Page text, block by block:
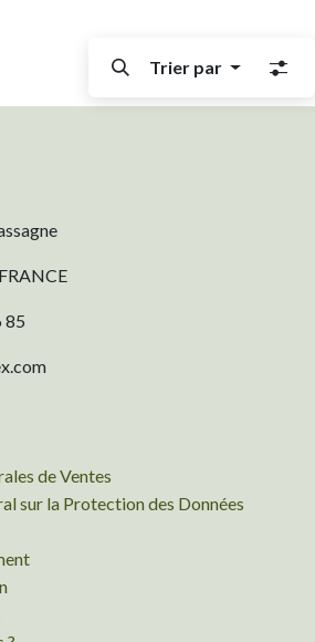
Trier par
85
de Ventes
sur la Protection des Données